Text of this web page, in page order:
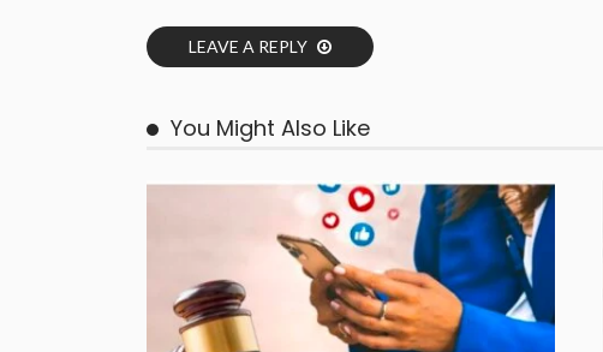
LEAVE A REPLY
You Might Also Like